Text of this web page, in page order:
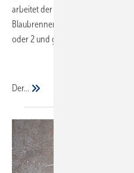
arbeitet der werkseitig
Blaubrenner. Dieser schalte je
oder 2 und gehe besonders
Der...